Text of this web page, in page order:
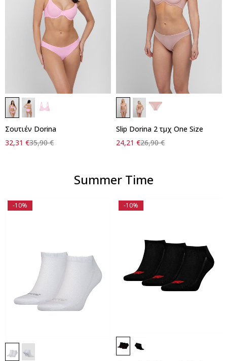
Σουτιέν Dorina
35,90€
32,31 €
Slip Dorina 2 τμχ One Size
26,90€
24,21 €
Summer Time
-10% -10%